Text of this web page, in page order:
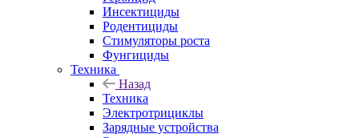
Инсектициды
Родентициды
Стимуляторы роста
Фунгициды
Техника
Назад
Техника
Электротрициклы
Зарядные устройства